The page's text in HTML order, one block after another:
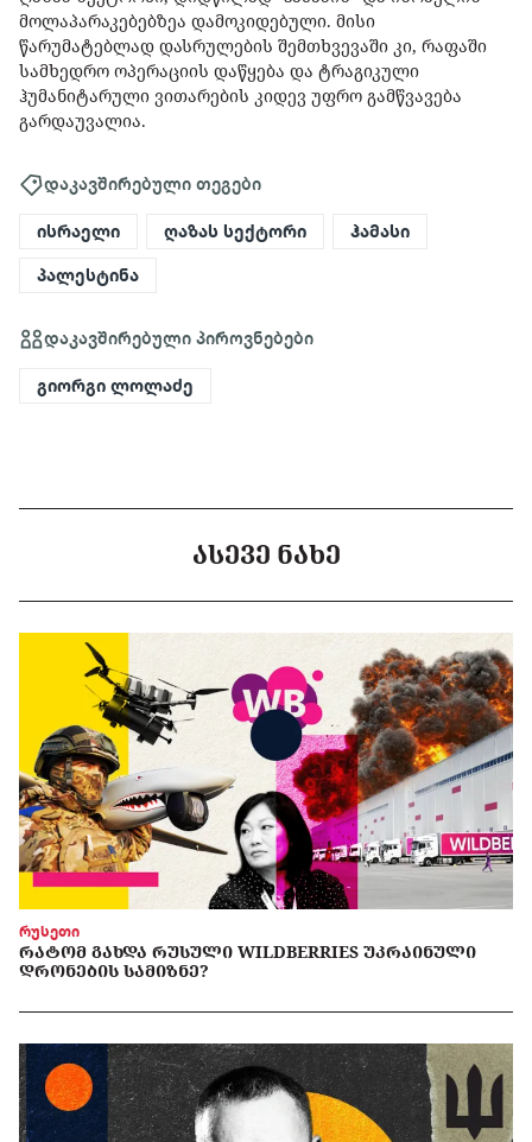
მოლაპარაკებებზეა დამოკიდებული. მისი
წარუმატებლად დასრულების შემთხვევაში კი, რაფაში
სამხედრო ოპერაციის დაწყება და ტრაგიკული
ჰუმანიტარული ვითარების კიდევ უფრო გამწვავება
გარდაუვალია.
დაკავშირებული თეგები
ისრაელი ღაზას სექტორი ჰამასი
პალესტინა
დაკავშირებული პიროვნებები
გიორგი ლოლაძე
ᲐᲡᲔᲕᲔ ᲜᲐᲮᲔ
რუსეთი
ᲠᲐᲢᲝᲛ ᲒᲐᲮᲓᲐ ᲠᲣᲡᲣᲚᲘ WILDBERRIES ᲣᲙᲠᲐᲘᲜᲣᲚᲘ
ᲓᲠᲝᲜᲔᲑᲘᲡ ᲡᲐᲛᲘᲖᲜᲔ?